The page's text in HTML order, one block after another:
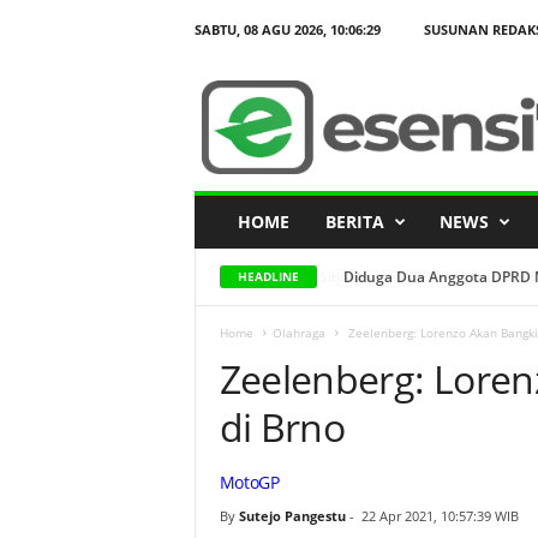
SABTU, 08 AGU 2026, 10:06:30 SUSUNAN
g
r
z
HOME BERITA NEWS
HEADLINE Diduga Dua Anggota
Home Olahraga Zeelenberg: Lorenzo Akan
Zeelenberg:
di Brno
MotoGP
By Sutejo Pangestu- 22 Apr 2021, 10:57:39 WIB